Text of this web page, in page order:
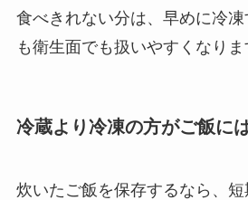
食べきれない分は、早めに冷
も衛生面でも扱いやすくなりま
冷蔵より冷凍の方がご飯に
炊いたご飯を保存するなら、